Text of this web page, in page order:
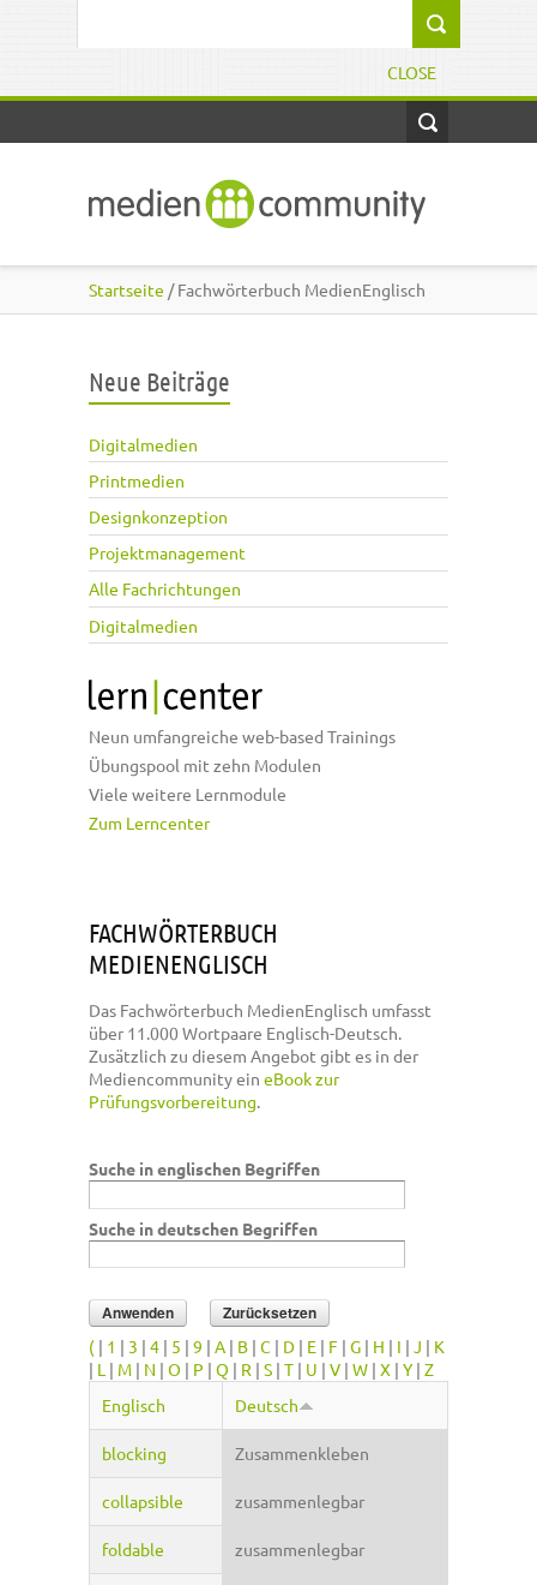
CLOSE
Startseite / Fachwörterbuch MedienEnglisch
Neue Beiträge
Digitalmedien
Printmedien
Designkonzeption
Projektmanagement
Alle Fachrichtungen
Digitalmedien
Neun umfangreiche web-based Trainings
Übungspool mit zehn Modulen
Viele weitere Lernmodule
Zum Lerncenter
FACHWÖRTERBUCH
MEDIENENGLISCH
Das Fachwörterbuch MedienEnglisch umfasst
über 11.000 Wortpaare Englisch-Deutsch.
Zusätzlich zu diesem Angebot gibt es in der
Mediencommunity ein eBook zur
Prüfungsvorbereitung.
Suche in englischen Begriffen
Suche in deutschen Begriffen
( | 1 | 3 | 4 | 5 | 9 | A | B | C | D | E | F | G | H | I | J | K
| L | M | N | O | P | Q | R | S | T | U | V | W | X | Y | Z
Englisch
Deutsch
blocking Zusammenkleben
collapsible zusammenlegbar
foldable zusammenlegbar